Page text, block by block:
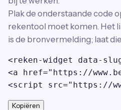
Plak de onderstaande code
rekentool moet komen. Het
is de bronvermelding; laat
<reken-widget data-
<a href="https://
<script src="https://
Kopiëren